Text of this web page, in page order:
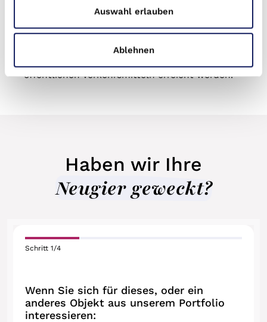
Auswahl erlauben
Ablehnen
leben, profitieren sehr von der vorteilhaften
Lage. Supermärkte, Ärzte und alles andere, was
im alltäglichen Leben gebraucht wird, findet
öffentlichen Verkehrsmitteln erreicht werden.
Haben wir Ihre
Neugier geweckt?
Schritt1/4
Wenn Sie sich für dieses, oder ein
anderes Objekt aus unserem Portfolio
interessieren: